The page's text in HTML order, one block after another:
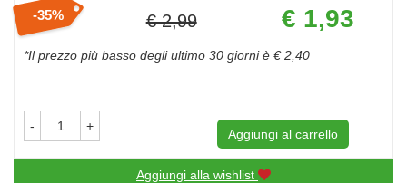
Sconto
del
35% € 2,99
Prezzo
scontato
€ 1,93
*Il prezzo più basso degli ultimo 30 giorni è € 2,40
- +
Aggiungi al carrello
Aggiungi alla wishlist